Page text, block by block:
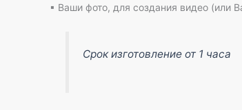
▪ Ваши фото, для создания видео (или
Срок изготовление от 1 часа